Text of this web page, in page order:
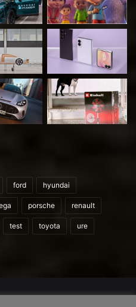
ford hyundai
porsche renault
test toyota ure